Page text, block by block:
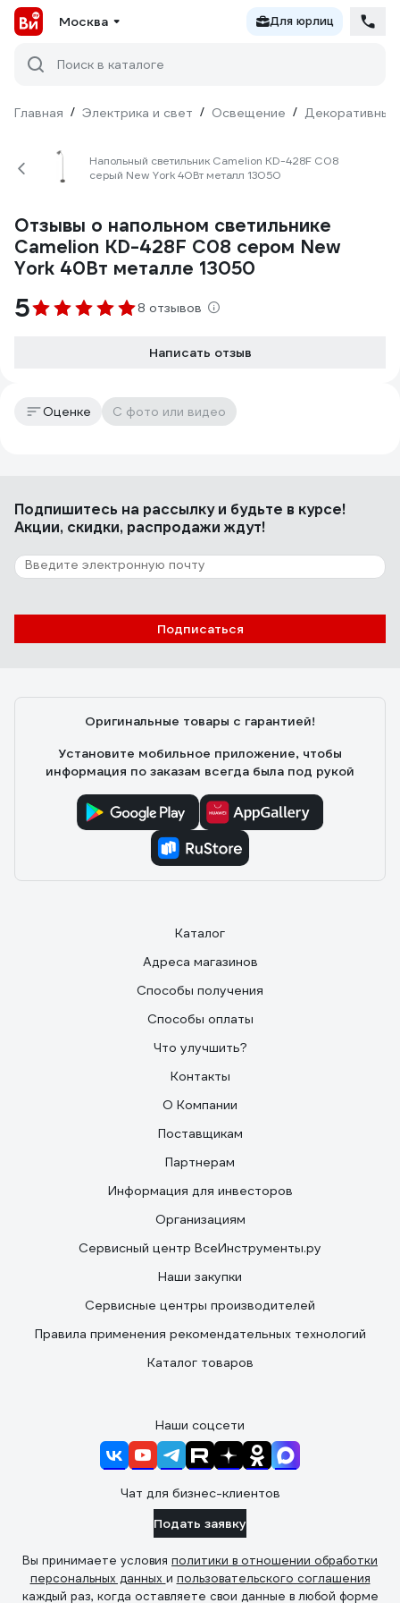
Москва Для юрлиц
Поиск в каталоге
Главная / Электрика и свет / Освещение / Декоративный
Напольный светильник Camelion KD-428F С08
серый New York 40Вт металл 13050
Отзывы о напольном светильнике
Camelion KD-428F С08 сером New
York 40Вт металле 13050
5 8 отзывов
Написать отзыв
Оценке С фото или видео
Подпишитесь на рассылкуи будьте в курсе!
Акции, скидки, распродажи ждут!
Подписаться
Оригинальные товары с гарантией!
Установите мобильное приложение, чтобы
информация по заказам всегда была под рукой
Каталог
Адреса магазинов
Способы получения
Способы оплаты
Что улучшить?
Контакты
О Компании
Поставщикам
Партнерам
Информация для инвесторов
Организациям
Сервисный центр ВсеИнструменты.ру
Наши закупки
Сервисные центры производителей
Правила применения рекомендательных технологий
Каталог товаров
Наши соцсети
Чат для бизнес-клиентов
Подать заявку
Вы принимаете условия политики в отношении обработки
персональных данных и пользовательского соглашения
каждый раз, когда оставляете свои данные в любой форме